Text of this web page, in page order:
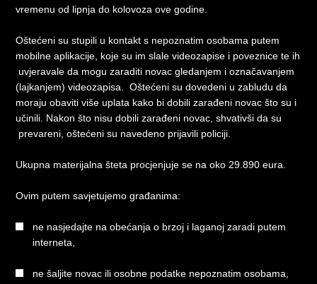
vremenu od lipnja do kolovoza ove godine.
Oštećeni su stupili u kontakt s nepoznatim osobama putem
mobilne aplikacije, koje su im slale videozapise i poveznice te ih
uvjeravale da mogu zaraditi novac gledanjem i označavanjem
(lajkanjem) videozapisa. Oštećeni su dovedeni u zabludu da
moraju obaviti više uplata kako bi dobili zarađeni novac što su i
učinili. Nakon što nisu dobili zarađeni novac, shvativši da su
prevareni, oštećeni su navedeno prijavili policiji.
Ukupna materijalna šteta procjenjuje se na oko 29.890 eura.
Ovim putem savjetujemo građanima:
ne nasjedajte na obećanja o brzoj i laganoj zaradi putem
interneta,
ne šaljite novac ili osobne podatke nepoznatim osobama,